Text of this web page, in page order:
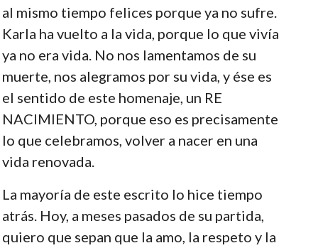
al mismo tiempo felices porque ya no sufre.
Karla ha vuelto a la vida, porque lo que vivía
ya no era vida. No nos lamentamos de su
muerte, nos alegramos por su vida, y ése es
el sentido de este homenaje, un RE
NACIMIENTO, porque eso es precisamente
lo que celebramos, volver a nacer en una
vida renovada.
La mayoría de este escrito lo hice tiempo
atrás. Hoy, a meses pasados de su partida,
quiero que sepan que la amo, la respeto y la